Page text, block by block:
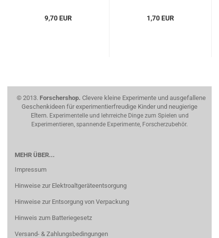
9,70 EUR 1,70 EUR
© 2013. Forschershop. Clevere kleine Experimente und ausgefallene
Geschenkideen für experimentierfreudige Kinder und neugierige
Eltern. Experimentelle und lehrreiche Dinge zum Spielen und
Experimentieren, spannende Experimente, Forscherzubehör.
MEHR ÜBER...
Impressum
Hinweise zur Elektroaltgeräteentsorgung
Hinweise zur Entsorgung von Verpackung
Hinweis zum Batteriegesetz
Versand- & Zahlungsbedingungen